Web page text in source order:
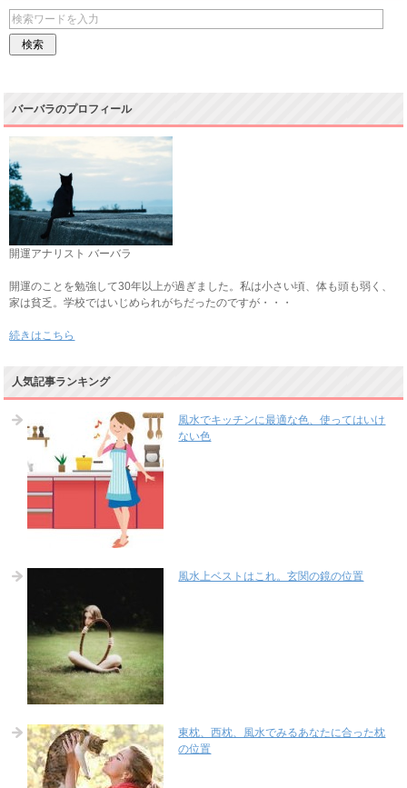
バーバラのプロフィール
開運アナリスト バーバラ
開運のことを勉強して30年以上が過ぎました。私は小さい頃、体も頭も弱く、
家は貧乏。学校ではいじめられがちだったのですが・・・
続きはこちら
人気記事ランキング
風水でキッチンに最適な色、使ってはいけ
ない色
風水上ベストはこれ。玄関の鏡の位置
東枕、西枕、風水でみるあなたに合った枕
の位置